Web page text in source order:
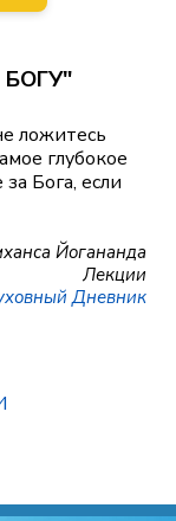
ложитесь
глубокое
Бога, если
Йогананда
Лекции
Дневник